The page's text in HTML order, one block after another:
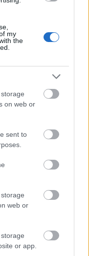
my
the
on web or
sent to
web or
or app.
πιο Εύκολη
σε 2
σημαντικές
στο